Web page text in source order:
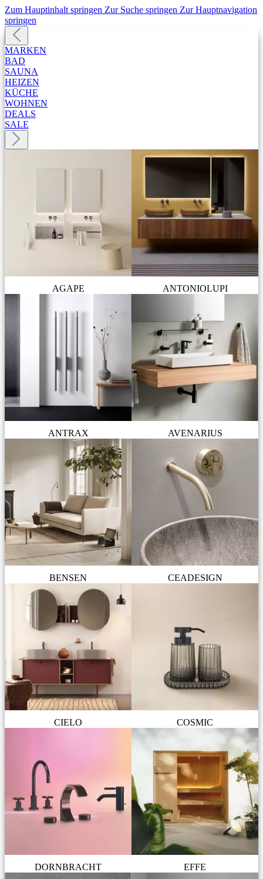
Zum Hauptinhalt springen Zur Suche springen Zur Hauptnavigation
springen
MARKEN
BAD
SAUNA
HEIZEN
KÜCHE
WOHNEN
DEALS
SALE
AGAPE ANTONIOLUPI
ANTRAX AVENARIUS
BENSEN CEADESIGN
CIELO COSMIC
DORNBRACHT EFFE